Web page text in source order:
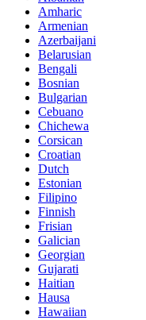
Amharic
Armenian
Azerbaijani
Belarusian
Bengali
Bosnian
Bulgarian
Cebuano
Chichewa
Corsican
Croatian
Dutch
Estonian
Filipino
Finnish
Frisian
Galician
Georgian
Gujarati
Haitian
Hausa
Hawaiian